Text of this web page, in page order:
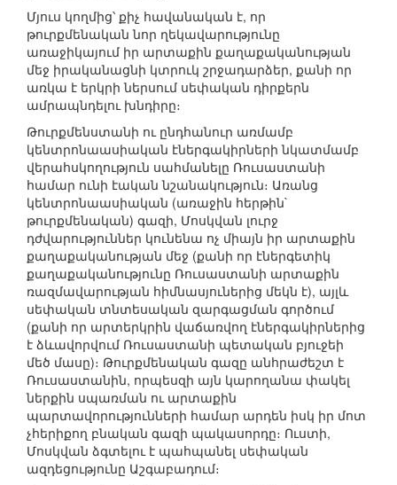
Մյուս կողմից՝ քիչ հավանական է, որ
թուրքմենական նոր ղեկավարությունը
առաջիկայում իր արտաքին քաղաքականության
մեջ իրականացնի կտրուկ շրջադարձեր, քանի որ
առկա է երկրի ներսում սեփական դիրքերն
ամրապնդելու խնդիրը։
Թուրքմենստանի ու ընդհանուր առմամբ
կենտրոնաասիական էներգակիրների նկատմամբ
վերահսկողություն սահմանելը Ռուսաստանի
համար ունի էական նշանակություն։ Առանց
կենտրոնաասիական (առաջին հերթին`
թուրքմենական) գազի, Մոսկվան լուրջ
դժվարություններ կունենա ոչ միայն իր արտաքին
քաղաքականության մեջ (քանի որ էներգետիկ
քաղաքականությունը Ռուսաստանի արտաքին
ռազմավարության հիմնասյուներից մեկն է), այլև
սեփական տնտեսական զարգացման գործում
(քանի որ արտերկրին վաճառվող էներգակիրներից
է ձևավորվում Ռուսաստանի պետական բյուջեի
մեծ մասը)։ Թուրքմենական գազը անհրաժեշտ է
Ռուսաստանին, որպեսզի այն կարողանա փակել
ներքին սպառման ու արտաքին
պարտավորությունների համար արդեն իսկ իր մոտ
չհերիքող բնական գազի պակասորդը։ Ուստի,
Մոսկվան ձգտելու է պահպանել սեփական
ազդեցությունը Աշգաբադում։